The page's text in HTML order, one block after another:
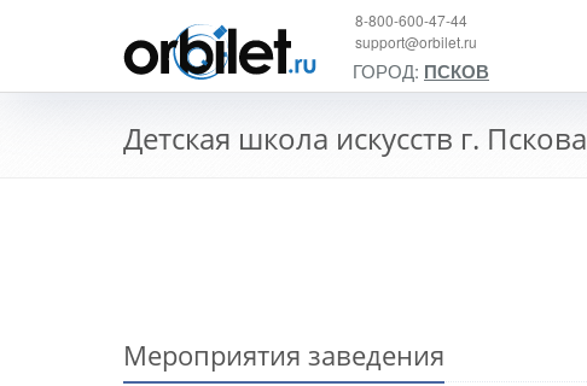
8-800-600-47-44
support@orbilet.ru
ГОРОД: ПСКОВ
Детская школа искусств г. Пскова
Мероприятия заведения